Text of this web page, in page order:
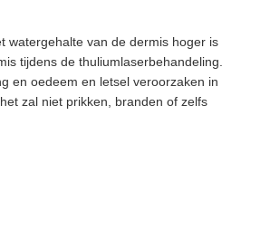
watergehalte van de dermis hoger is
tijdens de thuliumlaserbehandeling.
en oedeem en letsel veroorzaken in
zal niet prikken, branden of zelfs